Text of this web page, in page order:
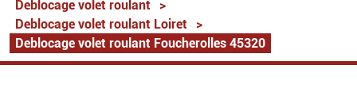
Deblocage volet roulant
>
Deblocage volet roulant Loiret
>
Deblocage volet roulant Foucherolles 45320